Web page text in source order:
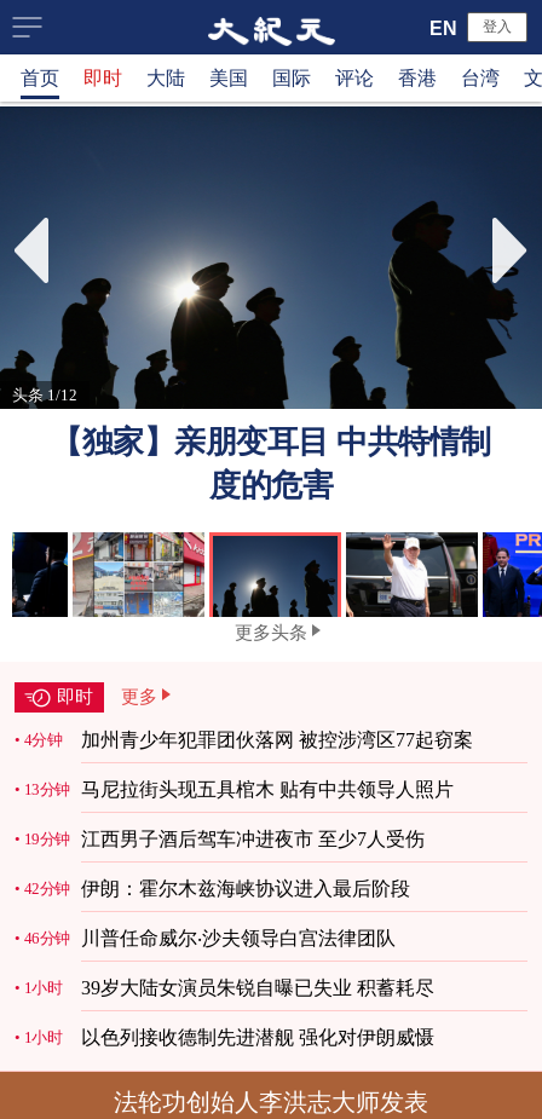
大
纪
新
网
登入
EN
首页 即时 大陆 美国 国际 评论 香港 台湾
头条 1/12
【独家】亲朋变耳目 中共特情制
度的危害
更多头条
即时 更多
4分钟 加州青少年犯罪团伙落网 被控涉湾区77起窃案
13分钟 马尼拉街头现五具棺木 贴有中共领导人照片
19分钟 江西男子酒后驾车冲进夜市 至少7人受伤
42分钟 伊朗：霍尔木兹海峡协议进入最后阶段
46分钟 川普任命威尔‧沙夫领导白宫法律团队
1小时 39岁大陆女演员朱锐自曝已失业 积蓄耗尽
1小时 以色列接收德制先进潜舰 强化对伊朗威慑
法轮功创始人李洪志大师发表